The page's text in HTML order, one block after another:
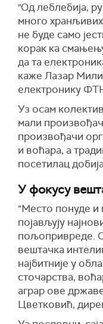
"Од леблебија,
много
не буде само
корак ка
да та
каже Лазар
електронику
Уз осам
мали
произвођачи
и воћара, а
посетилац
У фокусу
"Место понуде и
појављују
пољопривреде.
вештачка
најбитније у
сточарства,
аграр ове
Цветковић,